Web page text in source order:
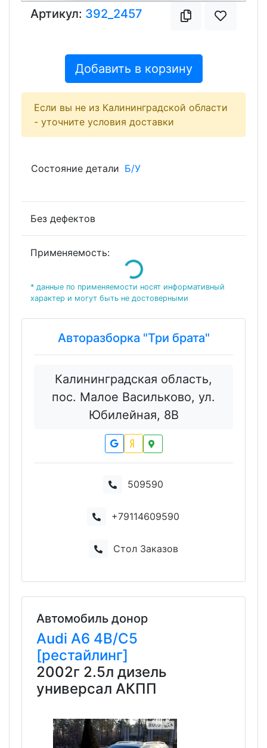
Артикул: 392_2457
Добавить в корзину
Если вы не из Калининградской области
- уточните условия доставки
Состояние детали Б/У
Без дефектов
Применяемость:
Loading...
* данные по применяемости носят информативный
характер и могут быть не достоверными
Авторазборка "Три брата"
Калининградская область,
пос. Малое Васильково, ул.
Юбилейная, 8В
509590
+79114609590
Стол Заказов
Автомобиль донор
Audi A6 4B/C5
[рестайлинг]
2002г 2.5л дизель
универсал АКПП